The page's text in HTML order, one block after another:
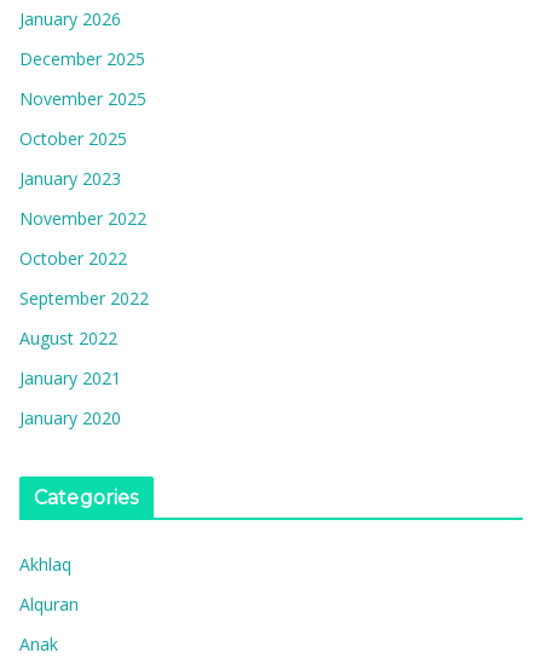
January 2026
December 2025
November 2025
October 2025
January 2023
November 2022
October 2022
September 2022
August 2022
January 2021
January 2020
Categories
Akhlaq
Alquran
Anak